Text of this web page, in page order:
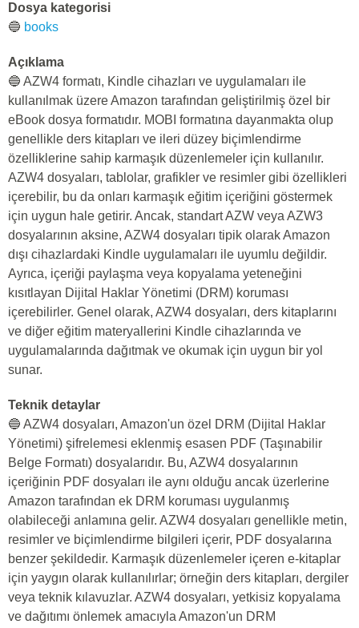
Dosya kategorisi
🔵 books
Açıklama
🔵 AZW4 formatı, Kindle cihazları ve uygulamaları ile
kullanılmak üzere Amazon tarafından geliştirilmiş özel bir
eBook dosya formatıdır. MOBI formatına dayanmakta olup
genellikle ders kitapları ve ileri düzey biçimlendirme
özelliklerine sahip karmaşık düzenlemeler için kullanılır.
AZW4 dosyaları, tablolar, grafikler ve resimler gibi özellikleri
içerebilir, bu da onları karmaşık eğitim içeriğini göstermek
için uygun hale getirir. Ancak, standart AZW veya AZW3
dosyalarının aksine, AZW4 dosyaları tipik olarak Amazon
dışı cihazlardaki Kindle uygulamaları ile uyumlu değildir.
Ayrıca, içeriği paylaşma veya kopyalama yeteneğini
kısıtlayan Dijital Haklar Yönetimi (DRM) koruması
içerebilirler. Genel olarak, AZW4 dosyaları, ders kitaplarını
ve diğer eğitim materyallerini Kindle cihazlarında ve
uygulamalarında dağıtmak ve okumak için uygun bir yol
sunar.
Teknik detaylar
🔵 AZW4 dosyaları, Amazon'un özel DRM (Dijital Haklar
Yönetimi) şifrelemesi eklenmiş esasen PDF (Taşınabilir
Belge Formatı) dosyalarıdır. Bu, AZW4 dosyalarının
içeriğinin PDF dosyaları ile aynı olduğu ancak üzerlerine
Amazon tarafından ek DRM koruması uygulanmış
olabileceği anlamına gelir. AZW4 dosyaları genellikle metin,
resimler ve biçimlendirme bilgileri içerir, PDF dosyalarına
benzer şekildedir. Karmaşık düzenlemeler içeren e-kitaplar
için yaygın olarak kullanılırlar; örneğin ders kitapları, dergiler
veya teknik kılavuzlar. AZW4 dosyaları, yetkisiz kopyalama
ve dağıtımı önlemek amacıyla Amazon'un DRM